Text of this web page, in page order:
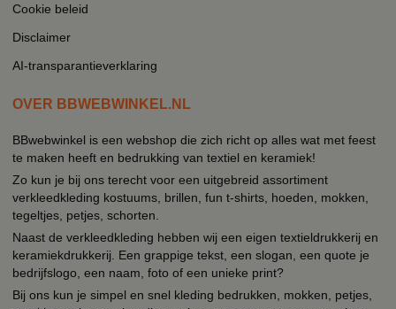
Cookie beleid
Disclaimer
AI-transparantieverklaring
OVER BBWEBWINKEL.NL
BBwebwinkel is een webshop die zich richt op alles wat met feest
te maken heeft en bedrukking van textiel en keramiek!
Zo kun je bij ons terecht voor een uitgebreid assortiment
verkleedkleding kostuums, brillen, fun t-shirts, hoeden, mokken,
tegeltjes, petjes, schorten.
Naast de verkleedkleding hebben wij een eigen textieldrukkerij en
keramiekdrukkerij. Een grappige tekst, een slogan, een quote je
bedrijfslogo, een naam, foto of een unieke print?
Bij ons kun je simpel en snel kleding bedrukken, mokken, petjes,